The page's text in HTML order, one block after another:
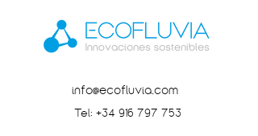
info@ecofluvia.com
Tel: +34 916 797 753